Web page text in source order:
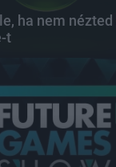
ha nem nézted
t